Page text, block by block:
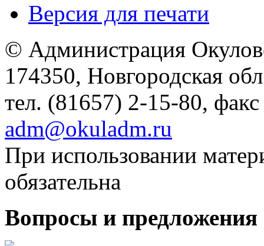
Версия для печати
© Администрация
174350, Новгородская
тел. (81657) 2-15-80,
adm@okuladm.ru
При использовании
обязательна
Вопросы и